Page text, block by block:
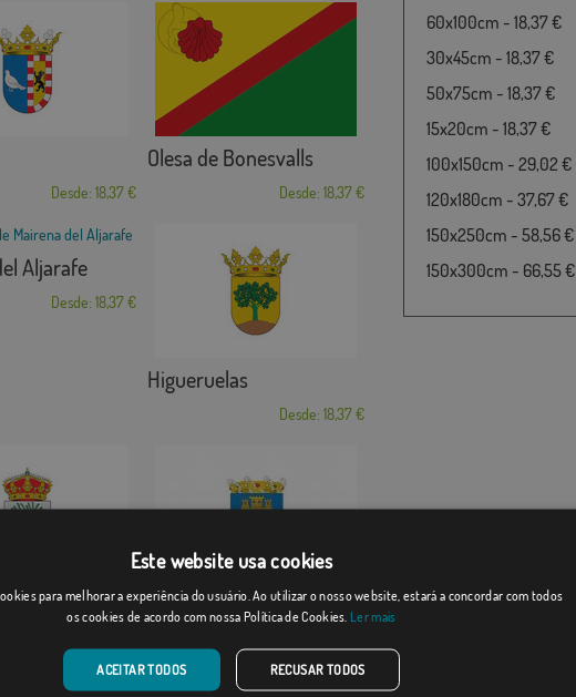
Desde: 18,37 €
Olesa de Bonesvalls
Desde: 18,37 €
Aljarafe
Desde: 18,37 €
Higueruelas
Desde: 18,37 €
Vilademuls
60x100cm - 18,37 €
30x45cm - 18,37 €
50x75cm - 18,37 €
15x20cm - 18,37 €
100x150cm - 29,02 €
120x180cm - 37,67 €
150x250cm - 58,56 €
150x300cm - 66,55 €
Este website usa cookies
para melhorar a experiência do usuário. Ao utilizar o nosso website, estará a concordar com todos
os cookies de acordo com nossa Política de Cookies. Ler mais
ACEITAR TODOS RECUSAR TODOS